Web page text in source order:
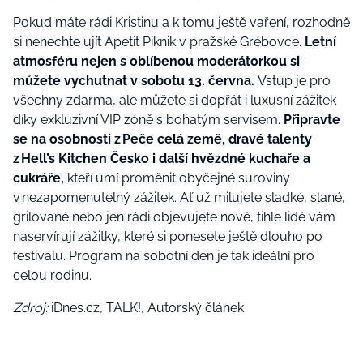
Pokud máte rádi Kristinu a k tomu ještě vaření, rozhodně
si nenechte ujít Apetit Piknik v pražské Grébovce. Letní
atmosféru nejen s oblíbenou moderátorkou si
můžete vychutnat v sobotu 13. června. Vstup je pro
všechny zdarma, ale můžete si dopřát i luxusní zážitek
díky exkluzivní VIP zóně s bohatým servisem. Připravte
se na osobnosti z Peče celá země, dravé talenty
z Hell’s Kitchen Česko i další hvězdné kuchaře a
cukráře, kteří umí proměnit obyčejné suroviny
v nezapomenutelný zážitek. Ať už milujete sladké, slané,
grilované nebo jen rádi objevujete nové, tihle lidé vám
naservírují zážitky, které si ponesete ještě dlouho po
festivalu. Program na sobotní den je tak ideální pro
celou rodinu.
Zdroj: iDnes.cz, TALK!, Autorský článek